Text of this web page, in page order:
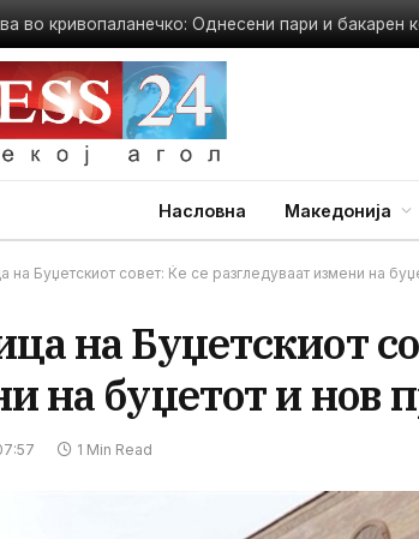
во кривопаланечко: Однесени пари и бакарен
Насловна Македонија
на Буџетскиот совет: Ќе се разгледуваат измени на
на Буџетскиот
на буџетот и нов
1 Min Read